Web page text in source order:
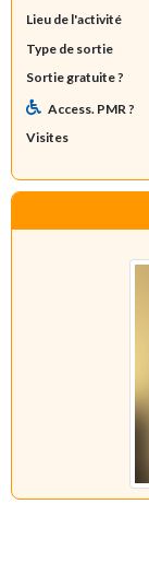
Lieu de l'activité
Type de sortie
Sortie gratuite ?
Access. PMR ?
Visites